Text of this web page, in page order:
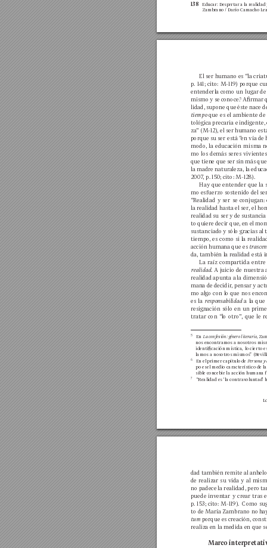
138 Educar: Despertar a la
Zambrano / Darío Camacho
El ser humano es “la
p. 141; cito: M-119) porque
entenderla como un lugar de
mismo y se conoce.5 Armar
lidad, supone que éste nace
tiempo que es el ambiente de
tológica precaria e indigente,
za” (M-12), el ser humano
porque su ser está “en vía de
modo, la educación misma
mo los demás seres
que tiene que ser sin más
la madre naturaleza, la
2007, p. 150; cito: M-128).
Hay que entender que la
mo esfuerzo sostenido del
“Realidad y ser se conjugan:
la realidad hasta el ser, el
realidad su ser y de
to quiere decir que, en el
sustanciado y sólo gracias al
tiempo, es como si la
acción humana que es
da, también la realidad está
La raíz compartida entre
realidad. A juicio de nuestra
realidad apunta a la
mana de decidir, pensar y act
mo algo con lo que nos
es la responsabilidad a la que
resignación sólo en un
tratar con “lo otro”, que le
5 En La confesión: género literario,
nos encontramos a nosotros
identicación mística,
lo cierto
lamos a nosotros mismos” (R
6 En el primer capítulo de Persona y
po es el medio característico de
sible concebir la acción humana
7 “Realidad es ‘la contravoluntad’
dad también remite al
de realizar su vida y al
no padece la realidad, pero
puede inventar y crear tras
p. 153; cito: M-119).Como
to de María Zambrano no h
tum porque es creación,
realiza en la medida en que
Marco